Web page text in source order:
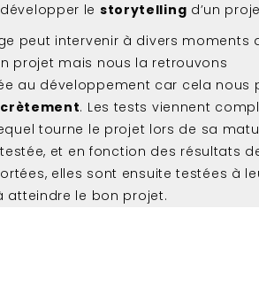
le storytelling d’un
peut intervenir à divers moments
projet mais nous la retrouvons
au développement car cela nous
. Les tests viennent
tourne le projet lors de sa
et en fonction des résultats
elles sont ensuite testées à
atteindre le bon projet.